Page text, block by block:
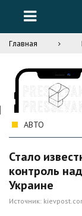
Главная
АВТО
Стало
контроль
Украине
Источник: